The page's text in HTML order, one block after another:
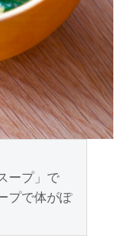
ープ」で
プで体がぽ